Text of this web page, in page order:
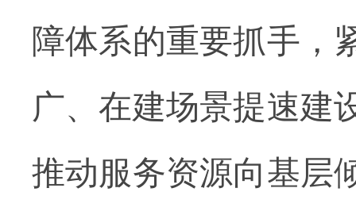
障体系的重要抓手，
广、在建场景提速建
推动服务资源向基层